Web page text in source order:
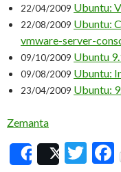
22/04/2009 Ubuntu:
22/08/2009 Ubuntu:
vmware-server-
09/10/2009 Ubuntu
09/08/2009 Ubuntu:
23/04/2009 Ubuntu:
Zemanta
SharePostT